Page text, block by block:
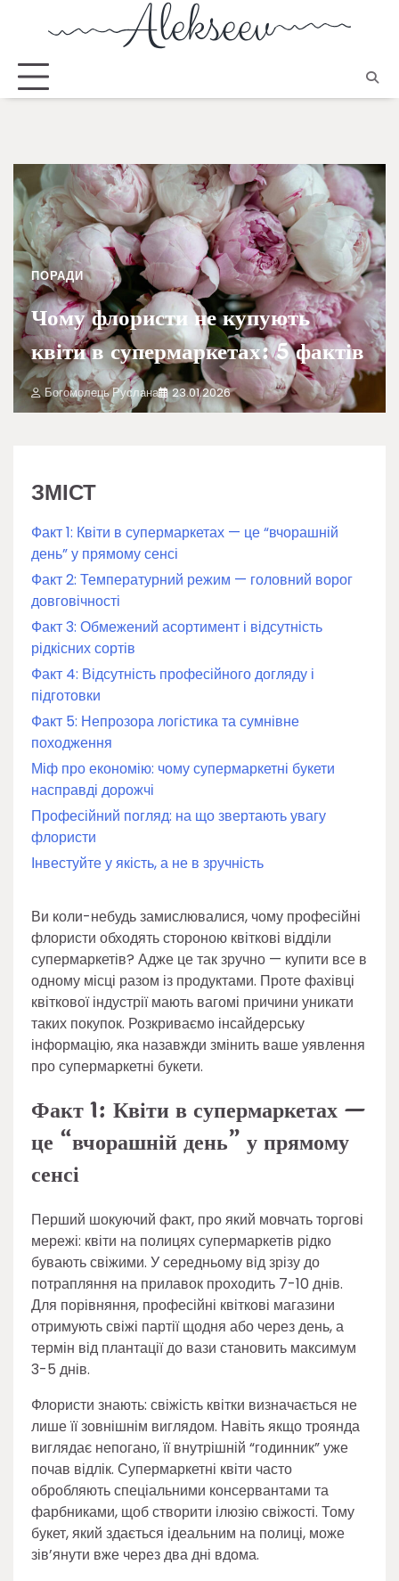
ПОРАДИ
Чому флористи не купують
квіти в супермаркетах: 5 фактів
Богомолець Руслана 23.01.2026
ЗМІСТ
Факт 1: Квіти в супермаркетах — це “вчорашній
день” у прямому сенсі
Факт 2: Температурний режим — головний ворог
довговічності
Факт 3: Обмежений асортимент і відсутність
рідкісних сортів
Факт 4: Відсутність професійного догляду і
підготовки
Факт 5: Непрозора логістика та сумнівне
походження
Міф про економію: чому супермаркетні букети
насправді дорожчі
Професійний погляд: на що звертають увагу
флористи
Інвестуйте у якість, а не в зручність
Ви коли-небудь замислювалися, чому професійні
флористи обходять стороною квіткові відділи
супермаркетів? Адже це так зручно — купити все в
одному місці разом із продуктами. Проте фахівці
квіткової індустрії мають вагомі причини уникати
таких покупок. Розкриваємо інсайдерську
інформацію, яка назавжди змінить ваше уявлення
про супермаркетні букети.
Факт 1: Квіти в супермаркетах —
це “вчорашній день” у прямому
сенсі
Перший шокуючий факт, про який мовчать торгові
мережі: квіти на полицях супермаркетів рідко
бувають свіжими. У середньому від зрізу до
потрапляння на прилавок проходить 7-10 днів.
Для порівняння, професійні квіткові магазини
отримують свіжі партії щодня або через день, а
термін від плантації до вази становить максимум
3-5 днів.
Флористи знають: свіжість квітки визначається не
лише її зовнішнім виглядом. Навіть якщо троянда
виглядає непогано, її внутрішній “годинник” уже
почав відлік. Супермаркетні квіти часто
обробляють спеціальними консервантами та
фарбниками, щоб створити ілюзію свіжості. Тому
букет, який здається ідеальним на полиці, може
зів’янути вже через два дні вдома.